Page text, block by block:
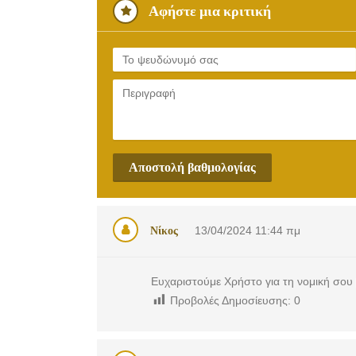
Αφήστε μια κριτική
Αποστολή βαθμολογίας
Νίκος 13/04/2024 11:44 πμ
Ευχαριστούμε Χρήστο για τη νομική σου
Προβολές Δημοσίευσης: 0